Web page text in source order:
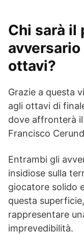
Chi sarà il
ottavi?
Grazie a questa
agli ottavi di
dove affronterà
Francisco
Entrambi gli
insidiose sulla
giocatore solido
questa
rappresentare
imprevedibilità.